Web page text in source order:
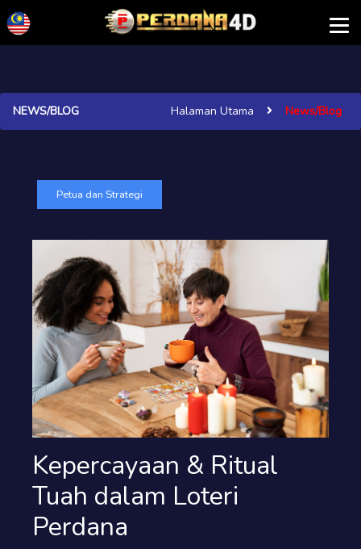
NEWS/BLOG Halaman Utama News/Blog
Petua dan Strategi
Kepercayaan & Ritual
Tuah dalam Loteri
Perdana